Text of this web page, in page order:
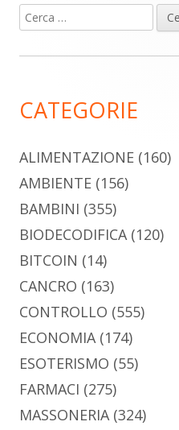
Barra
laterale
Ricerca
per:
CATEGORIE
ALIMENTAZIONE (160)
AMBIENTE (156)
BAMBINI (355)
BIODECODIFICA(120)
BITCOIN (14)
CANCRO (163)
CONTROLLO (555)
ECONOMIA(174)
ESOTERISMO (55)
FARMACI (275)
MASSONERIA(324)